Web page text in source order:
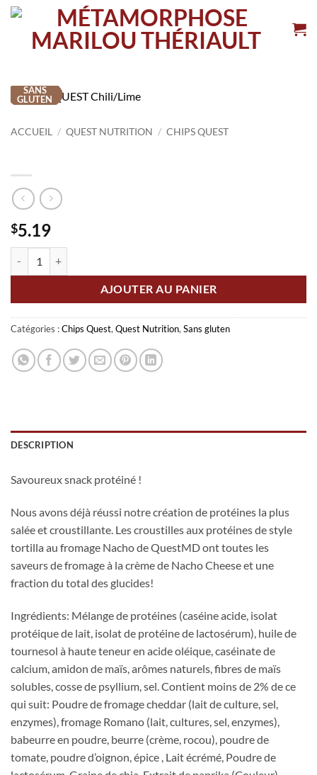
Passer
contenu
SANS
GLUTEN
ACCUEIL / QUEST NUTRITION / CHIPS QUEST
$5.19
AJOUTER AU PANIER
Catégories :Chips Quest,Quest Nutrition,Sans gluten
DESCRIPTION
Savoureux snack protéiné !
Nous avons déjà réussi notre création de protéines la plus
salée et croustillante. Les croustilles aux protéines de style
tortilla au fromage Nacho de QuestMD ont toutes les
saveurs de fromage à la crème de Nacho Cheese et une
fraction du total des glucides!
Ingrédients: Mélange de protéines (caséine acide, isolat
protéique de lait, isolat de protéine de lactosérum), huile de
tournesol à haute teneur en acide oléique, caséinate de
calcium, amidon de maïs, arômes naturels, fibres de maïs
solubles, cosse de psyllium, sel. Contient moins de 2% de ce
qui suit: Poudre de fromage cheddar (lait de culture, sel,
enzymes), fromage Romano (lait, cultures, sel, enzymes),
babeurre en poudre, beurre (crème, rocou), poudre de
tomate, poudre d’oignon, épice , Lait écrémé, Poudre de